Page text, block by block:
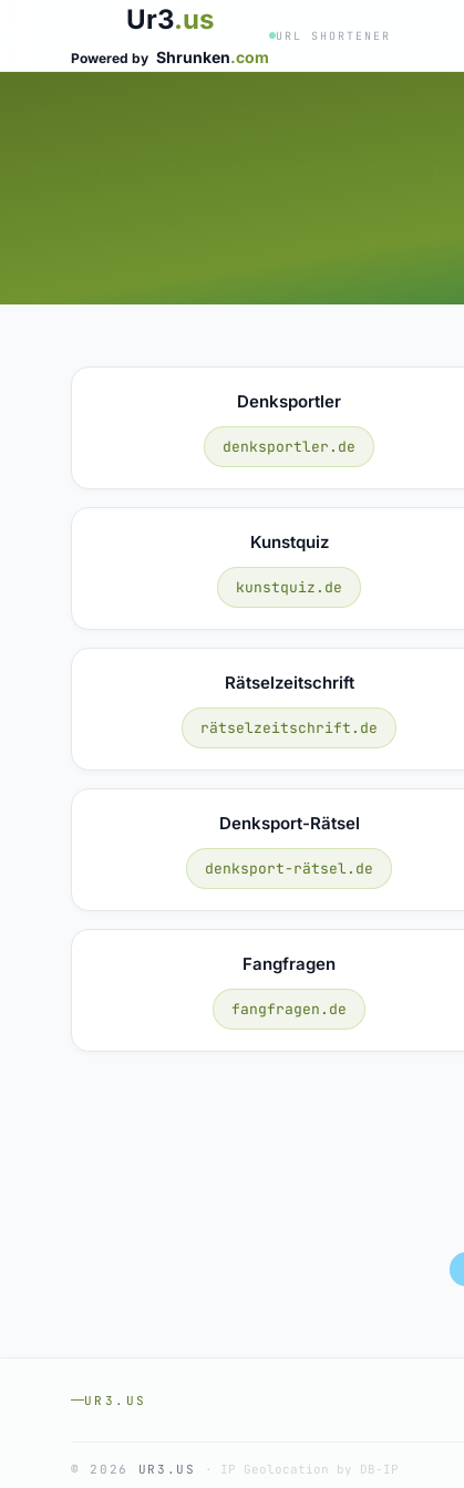
Ur3.us
Powered by Shrunken.com
URL SHORTENER
Denksportler
denksportler.de
Kunstquiz
kunstquiz.de
Rätselzeitschrift
rätselzeitschrift.de
Denksport-Rätsel
denksport-rätsel.de
Fangfragen
fangfragen.de
UR3.US
© 2026 UR3.US · IP Geolocation by DB-IP